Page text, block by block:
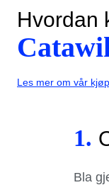
Hvordan
Les mer om vår
1.
Bla